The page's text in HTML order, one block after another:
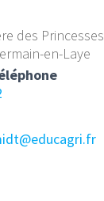
des Princesses
en-Laye